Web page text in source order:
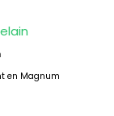
en Magnum